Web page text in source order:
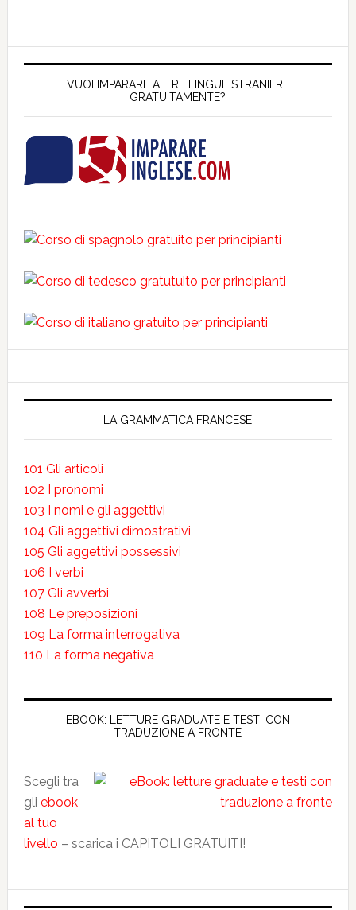
VUOI IMPARARE ALTRE LINGUE STRANIERE
GRATUITAMENTE?
LA GRAMMATICA FRANCESE
101 Gli articoli
102 I pronomi
103 I nomi e gli aggettivi
104 Gli aggettivi dimostrativi
105 Gli aggettivi possessivi
106 I verbi
107 Gli avverbi
108 Le preposizioni
109 La forma interrogativa
110 La forma negativa
EBOOK: LETTURE GRADUATE E TESTI CON
TRADUZIONE A FRONTE
Scegli tra
gli ebook
al tuo
livello – scarica i CAPITOLI GRATUITI!